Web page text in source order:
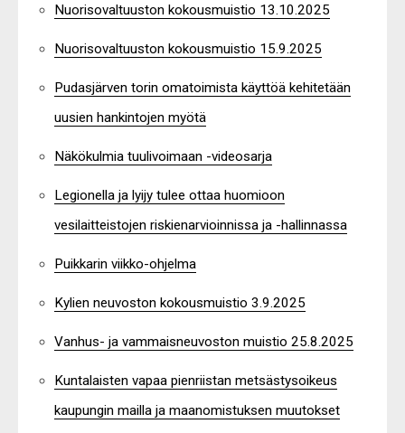
Nuorisovaltuuston kokousmuistio 13.10.2025
Nuorisovaltuuston kokousmuistio 15.9.2025
Pudasjärven torin omatoimista käyttöä kehitetään
uusien hankintojen myötä
Näkökulmia tuulivoimaan -videosarja
Legionella ja lyijy tulee ottaa huomioon
vesilaitteistojen riskienarvioinnissa ja -hallinnassa
Puikkarin viikko-ohjelma
Kylien neuvoston kokousmuistio 3.9.2025
Vanhus- ja vammaisneuvoston muistio 25.8.2025
Kuntalaisten vapaa pienriistan metsästysoikeus
kaupungin mailla ja maanomistuksen muutokset